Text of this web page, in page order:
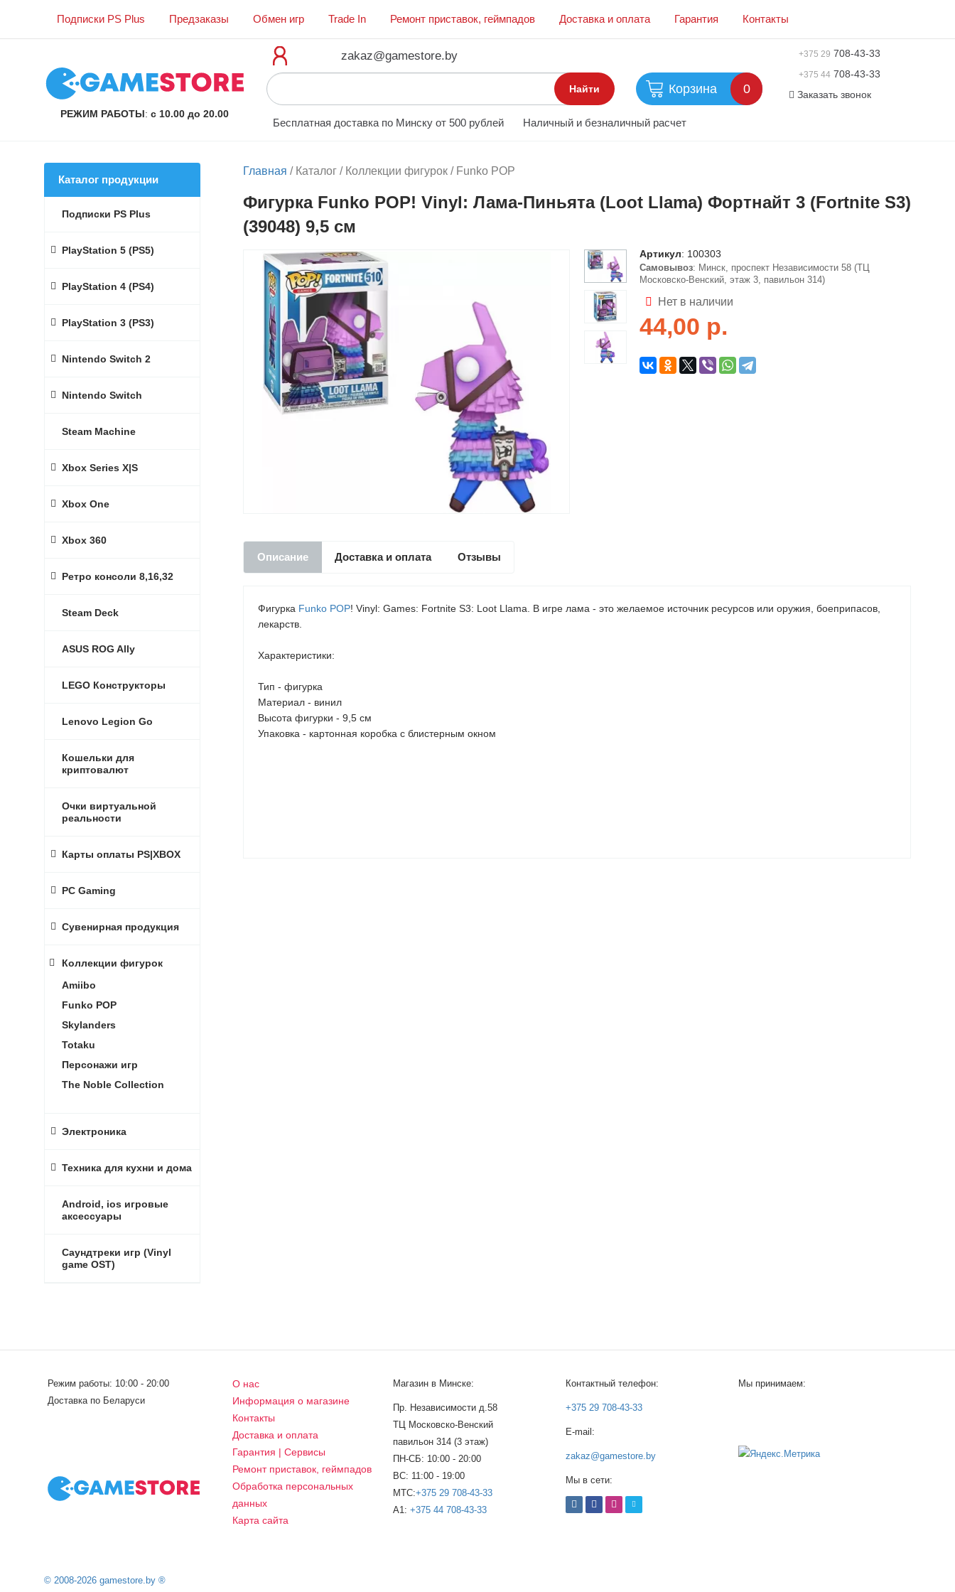
Подписки PS Plus Предзаказы Обмен игр Trade In Ремонт приставок, геймпадов Доставка и оплата Гарантия Контакты
РЕЖИМ РАБОТЫ: с 10.00 до 20.00
zakaz@gamestore.by
Найти Корзина 0
+375 29 708-43-33
+375 44708-43-33
Заказать звонок
Бесплатная доставка по Минску от 500 рублей Наличный и безналичный расчет
Главная / Каталог / Коллекции фигурок / Funko POP
Фигурка Funko POP! Vinyl: Лама-Пиньята (Loot Llama) Фортнайт 3 (Fortnite S3)
(39048) 9,5 см
Артикул: 100303
Самовывоз: Минск, проспект Независимости 58 (ТЦ
Московско-Венский, этаж 3, павильон 314)
Нет в наличии
44,00 р.
Описание Доставка и оплата Отзывы
Фигурка Funko POP! Vinyl: Games: Fortnite S3: Loot Llama. В игре лама - это желаемое источник ресурсов или оружия, боеприпасов,
лекарств.
Характеристики:
Тип - фигурка
Материал - винил
Высота фигурки - 9,5 см
Упаковка - картонная коробка с блистерным окном
Каталог продукции
Подписки PS Plus
PlayStation 5 (PS5)
PlayStation 4 (PS4)
PlayStation 3 (PS3)
Nintendo Switch 2
Nintendo Switch
Steam Machine
Xbox Series X|S
Xbox One
Xbox 360
Ретро консоли 8,16,32
Steam Deck
ASUS ROG Ally
LEGO Конструкторы
Lenovo Legion Go
Кошельки для
криптовалют
Очки виртуальной
реальности
Карты оплаты PS|XBOX
PC Gaming
Сувенирная продукция
Коллекции фигурок
Amiibo
Funko POP
Skylanders
Totaku
Персонажи игр
The Noble Collection
Электроника
Техника для кухни и дома
Android, ios игровые
аксессуары
Саундтреки игр (Vinyl
game OST)
Режим работы: 10:00 - 20:00
Доставка по Беларуси
© 2008-2026 gamestore.by ®
О нас
Информация о магазине
Контакты
Доставка и оплата
Гарантия | Сервисы
Ремонт приставок, геймпадов
Обработка персональных
данных
Карта сайта
Магазин в Минске:
Пр. Независимости д.58
ТЦ Московско-Венский
павильон 314 (3 этаж)
ПН-СБ: 10:00 - 20:00
ВС: 11:00 - 19:00
МТС:+375 29 708-43-33
A1:+375 44 708-43-33
Контактный телефон:
+375 29 708-43-33
E-mail:
zakaz@gamestore.by
Мы в сети:
Мы принимаем: